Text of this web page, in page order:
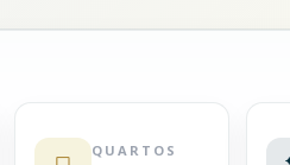
QUARTOS